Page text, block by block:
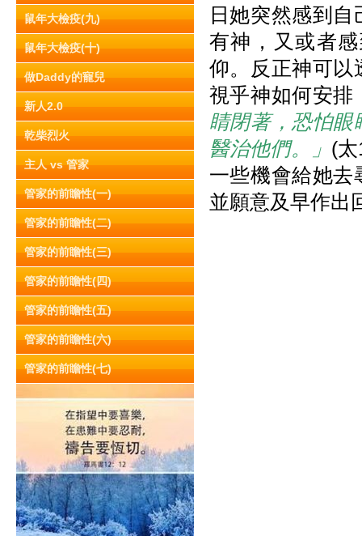
鼠年大檢疫(九)
鼠年大檢疫(十)
做Daddy的寵兒
新人2.0
乾柴烈火
主人 vs 管家
管家的前瞻性(一)
管家的前瞻性(二)
管家的前瞻性(三)
管家的前瞻性(四)
管家的前瞻性(五)
管家的前瞻性(六)
管家的前瞻性(七)
日她突然感到
有神，又或者
仰。反正神可以
視乎神如何安排
睛閉著，恐怕眼
醫治他們。」 (
一些機會給她去
並願意及早作出